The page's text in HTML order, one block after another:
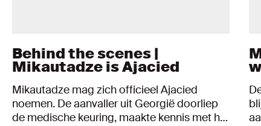
Behind the scenes |
Mikautadze is Ajacied
Mikautadze mag zich officieel Ajacied
noemen. De aanvaller uit Georgië doorliep
de medische keuring, maakte kennis met het